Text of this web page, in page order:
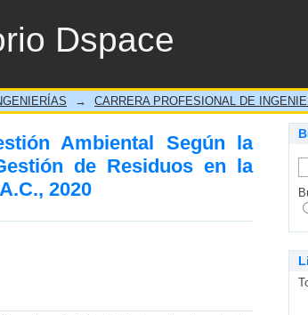
Dspace
Ambiental Según la Norma ISO
Servicios Generales S.A.C.,
→ CARRERA PROFESIONAL DE
Ambiental Según la
de Residuos en la
2020